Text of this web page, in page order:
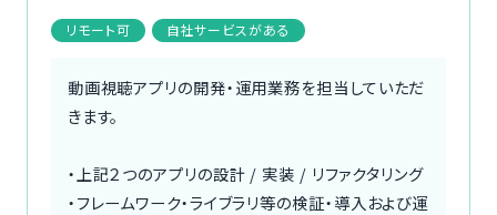
リモート可 自社サービスがある
動画視聴アプリの開発・運用業務を担当していただ
きます。
・上記２つのアプリの設計 / 実装 / リファクタリング
・フレームワーク・ライブラリ等の検証・導入および運